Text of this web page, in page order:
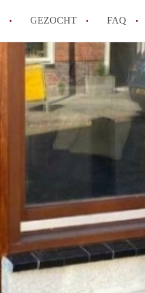
GEZOCHT FAQ
How to translate AppartementenUtrecht!
Wat is AppartementenUtrecht?
Wat is de privacyverklaring van
Berekent AppartementenUtrecht
makelaarsvergoeding/
Alle veelgestelde vragen